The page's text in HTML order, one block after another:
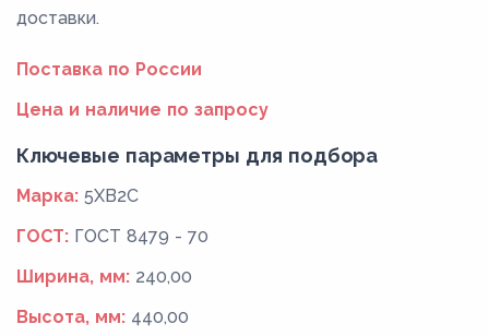
доставки.
Поставка по России
Цена и наличие по запросу
Ключевые параметры для подбора
Марка: 5ХВ2С
ГОСТ: ГОСТ 8479 - 70
Ширина, мм: 240,00
Высота, мм: 440,00